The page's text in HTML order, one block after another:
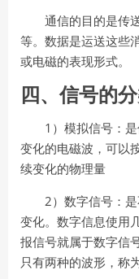
通信的目的是传
等。数据是运送这些
或电磁的表现形式。
四、信号的
1 ）模拟信号：
变化的电磁波，可以
续变化的物理量
2）数字信号：
变化。数字信息使用
报信号就属于数字信
只有两种的波形，称